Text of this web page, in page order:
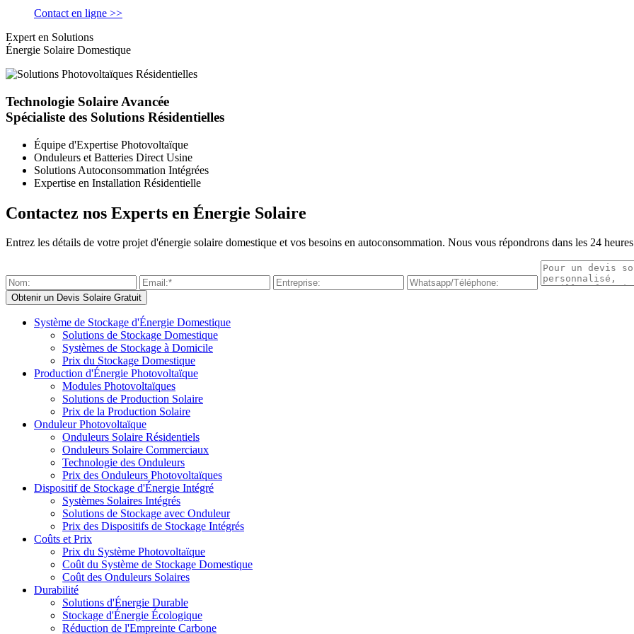
Contact en ligne >>
Expert en Solutions
Énergie Solaire Domestique
Technologie Solaire Avancée
Spécialiste des Solutions Résidentielles
Équipe d'Expertise Photovoltaïque
Onduleurs et Batteries Direct Usine
Solutions Autoconsommation Intégrées
Expertise en Installation Résidentielle
Contactez nos Experts en Énergie Solaire
Entrez les détails de votre projet d'énergie solaire domestique et vos besoins en autoconsommation. Nous vous répondrons dans les 24
Système de Stockage d'Énergie Domestique
Solutions de Stockage Domestique
Systèmes de Stockage à Domicile
Prix du Stockage Domestique
Production d'Énergie Photovoltaïque
Modules Photovoltaïques
Solutions de Production Solaire
Prix de la Production Solaire
Onduleur Photovoltaïque
Onduleurs Solaire Résidentiels
Onduleurs Solaire Commerciaux
Technologie des Onduleurs
Prix des Onduleurs Photovoltaïques
Dispositif de Stockage d'Énergie Intégré
Systèmes Solaires Intégrés
Solutions de Stockage avec Onduleur
Prix des Dispositifs de Stockage Intégrés
Coûts et Prix
Prix du Système Photovoltaïque
Coût du Système de Stockage Domestique
Coût des Onduleurs Solaires
Durabilité
Solutions d'Énergie Durable
Stockage d'Énergie Écologique
Réduction de l'Empreinte Carbone